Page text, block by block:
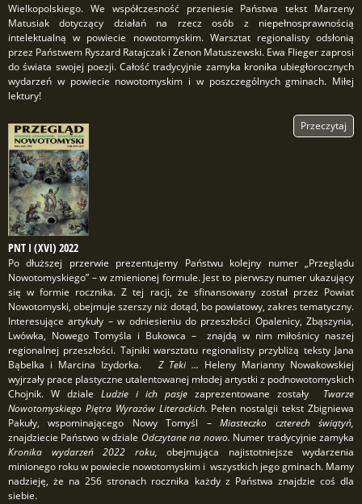
Wielkopolskiego. We współczesność przeniesie Państwa tekst Marzeny
Matusiak dotyczący działań na rzecz osób z niepełnosprawnością
intelektualną w powiecie nowotomyskim. Warsztat regionalisty odsłonią
przez Państwem Ryszard Ratajczak i Zenon Matuszewski. Ewa Flieger zaprosi
do świata swojej poezji. Całość tradycyjnie zamyka kronika ubiegłorocznych
wydarzeń w powiecie nowotomyskim i w poszczególnych gminach. Miłej
lektury!
Przeczytaj
PNT I (XVI) 2022
Po dłuższej przerwie prezentujemy Państwu kolejny numer „Przeglądu
Nowotomyskiego” – w zmienionej formule. Jest to pierwszy numer ukazujący
się w formie rocznika. Z tej racji, że sfinansowany został przez Powiat
Nowotomyski, obejmuje szerszy niż dotąd, bo powiatowy, zakres tematyczny.
Interesujące artykuły – w odniesieniu do przeszłości Opalenicy, Zbąszynia,
Lwówka, Nowego Tomyśla i Bukowca – znajdą w nim miłośnicy naszej
regionalnej przeszłości. Tajniki warsztatu regionalisty przybliżą teksty Jana
Bąbelka i Marcina Izydorka.
Z Teki … Heleny Marianny Nowakowskiej
wyjrzały prace plastyczne utalentowanej młodej artystki z podnowotomyskich
Chojnik. W dziale Ludzie i ich pasje zaprezentowane zostały Twarze
Nowotomyskiego Piętra Wyrazów Literackich. Pełen nostalgii tekst Zbigniewa
Pakuły, wspominającego Nowy Tomyśl –Miasteczko czterech świątyń,
znajdziecie Państwo w dziale Odczytane na nowo. Numer tradycyjnie zamyka
Kronika wydarzeń 2022 roku, obejmująca najistotniejsze wydarzenia
minionego roku w powiecie nowotomyskim i wszystkich jego gminach. Mamy
nadzieję, że na 256 stronach rocznika każdy z Państwa znajdzie coś dla
siebie.